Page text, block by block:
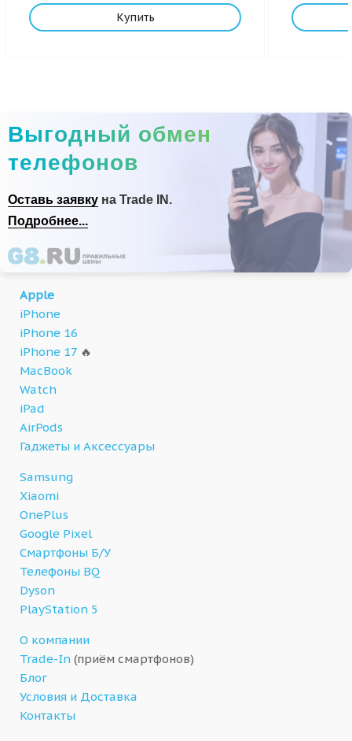
Купить
Выгодный обмен
телефонов
Оставь заявку на Trade IN.
Подробнее...
Apple
iPhone
iPhone 16
iPhone 17 🔥
MacBook
Watch
iPad
AirPods
Гаджеты и Аксессуары
Samsung
Xiaomi
OnePlus
Google Pixel
Смартфоны Б/У
Телефоны BQ
Dyson
PlayStation 5
О компании
Trade-In (приём смартфонов)
Блог
Условия и Доставка
Контакты